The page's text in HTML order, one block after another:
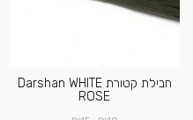
חבילת קטורת Darshan WHITE
ROSE